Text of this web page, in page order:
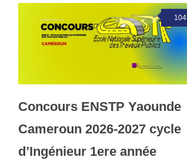
104
Concours ENSTP Yaounde
Cameroun 2026-2027 cycle
d’Ingénieur 1ere année